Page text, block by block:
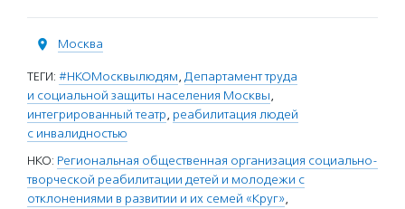
Москва
ТЕГИ: #НКОМосквылюдям, Департамент труда
и социальной защиты населения Москвы,
интегрированный театр, реабилитация людей
с инвалидностью
НКО: Региональная общественная организация социально-
творческой реабилитации детей и молодежи с
отклонениями в развитии и их семей «Круг»,